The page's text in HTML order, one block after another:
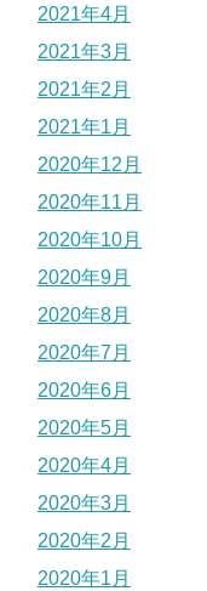
2021年4月
2021年3月
2021年2月
2021年1月
2020年12月
2020年11月
2020年10月
2020年9月
2020年8月
2020年7月
2020年6月
2020年5月
2020年4月
2020年3月
2020年2月
2020年1月